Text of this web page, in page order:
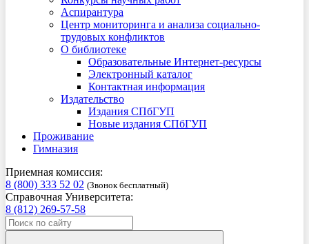
Аспирантура
Центр мониторинга и анализа социально-
трудовых конфликтов
О библиотеке
Образовательные Интернет-ресурсы
Электронный каталог
Контактная информация
Издательство
Издания СПбГУП
Новые издания СПбГУП
Проживание
Гимназия
Приемная комиссия:
8 (800) 333 52 02 (Звонок бесплатный)
Справочная Университета:
8 (812) 269-57-58